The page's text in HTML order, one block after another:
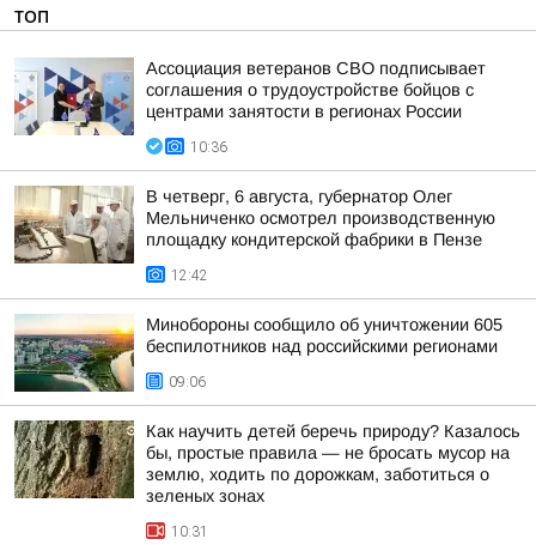
ТОП
Ассоциация ветеранов СВО подписывает
соглашения о трудоустройстве бойцов с
центрами занятости в регионах России
10:36
В четверг, 6 августа, губернатор Олег
Мельниченко осмотрел производственную
площадку кондитерской фабрики в Пензе
12:42
Минобороны сообщило об уничтожении 605
беспилотников над российскими регионами
09:06
Как научить детей беречь природу? Казалось
бы, простые правила — не бросать мусор на
землю, ходить по дорожкам, заботиться о
зеленых зонах
10:31